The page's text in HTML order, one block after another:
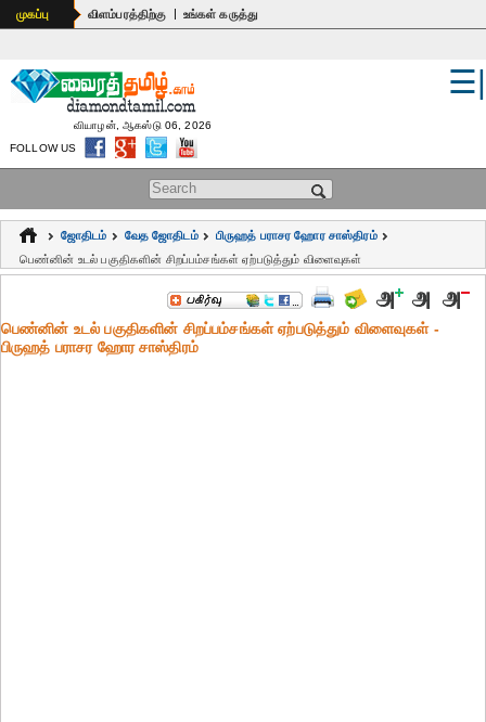
உலகம்
பொதுஅறிவு
கல்வி
ஆன்மிகம்
மருத்துவம்
முகப்பு விளம்பரத்திற்கு | உங்கள் கருத்து
Search form
☰|
வியாழன், ஆகஸ்டு 06, 2026
FOLLOW US
ஜோதிடம் வேத ஜோதிடம்
பிருஹத் பராசர ஹோர சாஸ்திரம்
பெண்னின் உடல் பகுதிகளின் சிறப்பம்சங்கள் ஏற்படுத்தும் விளைவுகள்
பெண்னின் உடல் பகுதிகளின் சிறப்பம்சங்கள் ஏற்படுத்தும் விளைவுகள் -
பிருஹத் பராசர ஹோர சாஸ்திரம்